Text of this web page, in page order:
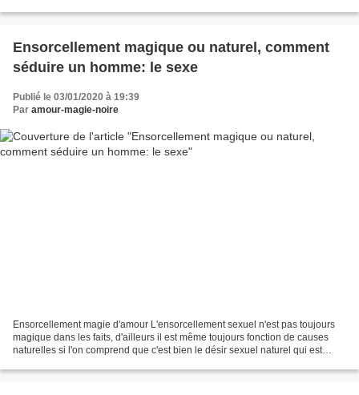
Ensorcellement magique ou naturel, comment
séduire un homme: le sexe
Publié le 03/01/2020 à 19:39
Par amour-magie-noire
Ensorcellement magie d'amour L'ensorcellement sexuel n'est pas toujours
magique dans les faits, d'ailleurs il est même toujours fonction de causes
naturelles si l'on comprend que c'est bien le désir sexuel naturel qui est